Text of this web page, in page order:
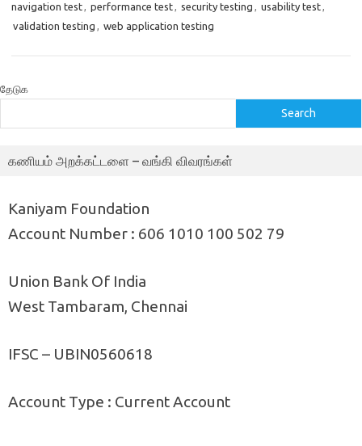
navigation test, performance test, security testing , usability test,
validation testing , web application testing
தேடுக
Search
கணியம் அறக்கட்டளை – வங்கி விவரங்கள்
Kaniyam Foundation
Account Number : 606 1010 100 502 79
Union Bank Of India
West Tambaram, Chennai
IFSC – UBIN0560618
Account Type : Current Account